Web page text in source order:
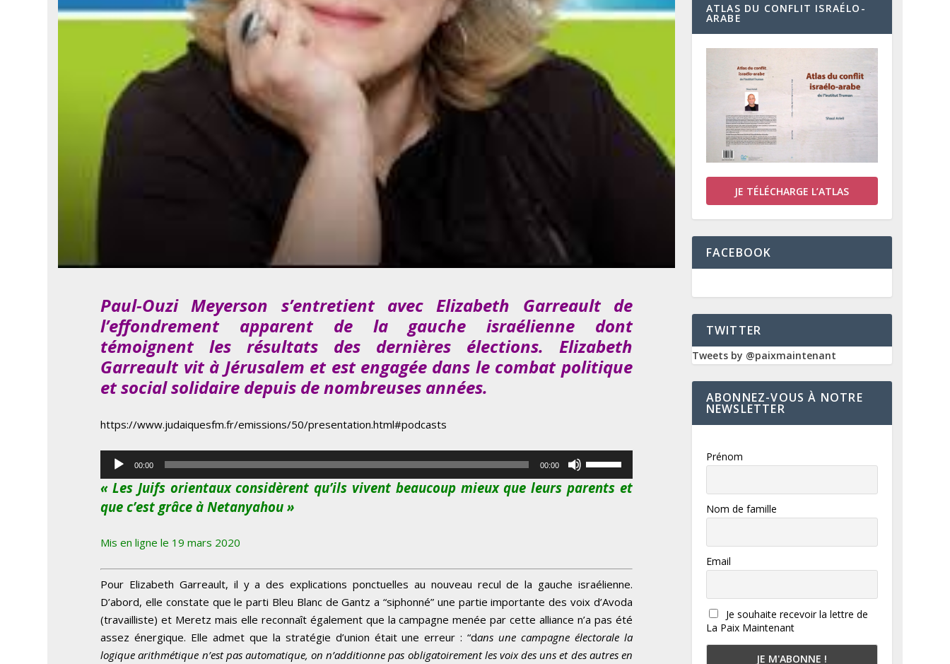
Paul-Ouzi Meyerson s’entretient avec Elizabeth Garreault de
l’effondrement apparent de la gauche israélienne dont
témoignent les résultats des dernières élections. Elizabeth
Garreault vit à Jérusalem et est engagée dans le combat politique
et social solidaire depuis de nombreuses années.
https://www.judaiquesfm.fr/emissions/50/presentation.html#podcasts
Lecteur
audio
00:00 00:00
t
i
z
l
e
s
f
« Les Juifs orientaux considèrent qu’ils vivent beaucoup mieux que leurs parents et
que c’est grâce à Netanyahou »
Mis en ligne le 19 mars 2020
Pour Elizabeth Garreault, il y a des explications ponctuelles au nouveau recul de la gauche israélienne.
D’abord, elle constate que le parti Bleu Blanc de Gantz a “siphonné” une partie importante des voix d’Avoda
(travailliste) et Meretz mais elle reconnaît également que la campagne menée par cette alliance n’a pas été
assez énergique. Elle admet que la stratégie d’union était une erreur : “dans une campagne électorale la
logique arithmétique n’est pas automatique, on n’additionne pas obligatoirement les voix des uns et des autres en
ATLAS DU CONFLIT ISRAÉLO-
ARABE
JE TÉLÉCHARGE L’ATLAS
FACEBOOK
TWITTER
Tweets by @paixmaintenant
ABONNEZ-VOUS À NOTRE
NEWSLETTER
Prénom
Nom de famille
Email
Je souhaite recevoir la lettre de
La Paix Maintenant